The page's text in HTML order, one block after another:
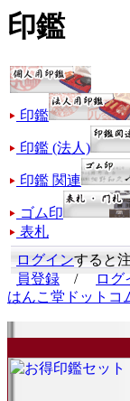
印鑑
印鑑
印鑑 (法人)
印鑑 関連
ゴム印
表札
ログインすると
員登録 /
ログ
はんこ堂ドットコ